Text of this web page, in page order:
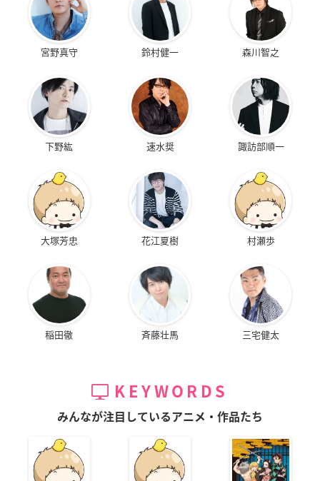
宮野真守 鈴村健一 森川智之
下野紘 速水奨 諏訪部順一
大塚芳忠 花江夏樹 村瀬歩
稲田徹 斉藤壮馬 三宅健太
KEYWORDS
みんなが注目しているアニメ・作品たち